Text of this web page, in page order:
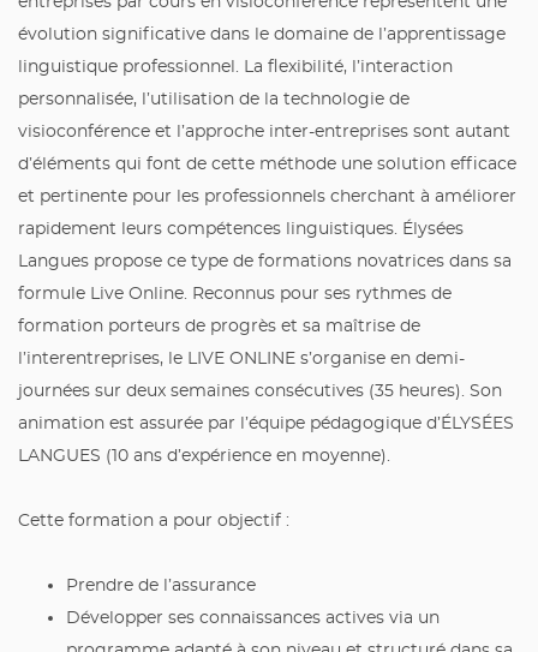
évolution significative dans le domaine de l’apprentissage
linguistique professionnel. La flexibilité, l’interaction
personnalisée, l’utilisation de la technologie de
visioconférence et l’approche inter-entreprises sont autant
d’éléments qui font de cette méthode une solution efficace
et pertinente pour les professionnels cherchant à améliorer
rapidement leurs compétences linguistiques. Élysées
Langues propose ce type de formations novatrices dans sa
formule Live Online. Reconnus pour ses rythmes de
formation porteurs de progrès et sa maîtrise de
l’interentreprises, le LIVE ONLINE s’organise en demi-
journées sur deux semaines consécutives (35 heures). Son
animation est assurée par l’équipe pédagogique d’ÉLYSÉES
LANGUES (10 ans d’expérience en moyenne).
Cette formation a pour objectif :
Prendre de l’assurance
Développer ses connaissances actives via un